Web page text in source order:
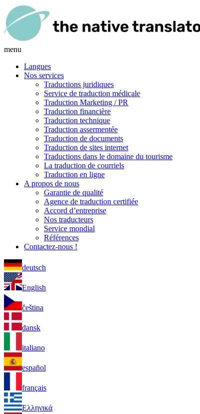
menu
Langues
Nos services
Traductions juridiques
Service de traduction médicale
Traduction Marketing / PR
Traduction financière
Traduction technique
Traduction assermentée
Traduction de documents
Traduction de sites internet
Traductions dans le domaine du tourisme
La traduction de courriels
Traduction en ligne
A propos de nous
Garantie de qualité
Agence de traduction certifiée
Accord d’entreprise
Nos traducteurs
Service mondial
Références
Contactez-nous !
deutsch
English
čeština
dansk
italiano
español
français
Ελληνικά